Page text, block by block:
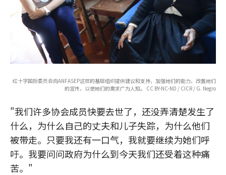
红十字国际委员会向ANFASEP这样的基层组织提供建议和支持，加强她们的能力，改善她们
的宣传，以使她们的需求广为人知。 CC BY-NC-ND / CICR / G. Negro
"我们许多协会成员快要去世了，还没弄清楚发生了
什么，为什么自己的丈夫和儿子失踪，为什么他们
被带走。只要我还有一口气，我就要继续为她们呼
吁。我要问问政府为什么到今天我们还受着这种痛
苦。"